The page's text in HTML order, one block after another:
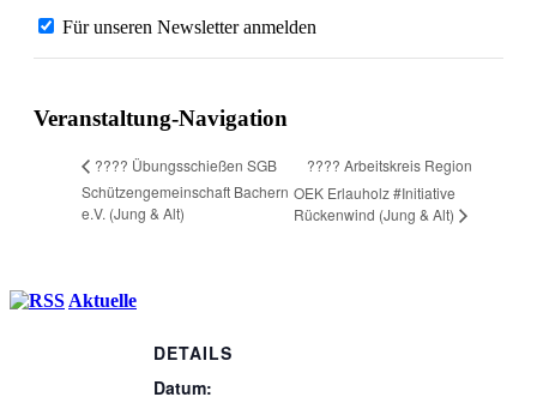
Für unseren Newsletter anmelden
Veranstaltung-Navigation
???? Übungsschießen SGB
Schützengemeinschaft Bachern
e.V. (Jung & Alt)
???? Arbeitskreis Region
OEK Erlauholz #Initiative
Rückenwind (Jung & Alt)
DETAILS
Datum:
Aktuelle